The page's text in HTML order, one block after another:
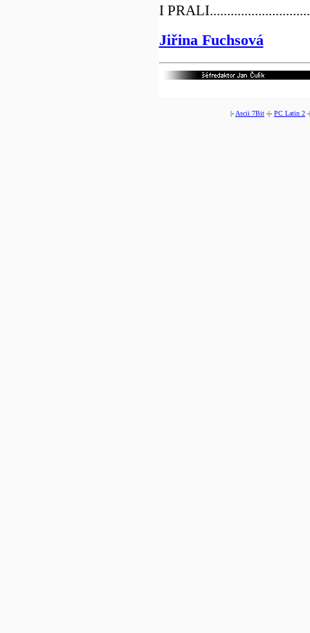
I PRALI.............................
Jiřina Fuchsová
|- Ascii 7Bit -|- PC Latin 2